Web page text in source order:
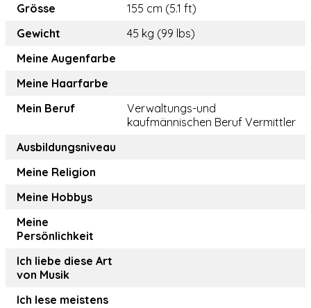
Grösse
155 cm (5.1 ft)
Gewicht
45 kg (99 lbs)
Meine Augenfarbe
Meine Haarfarbe
Mein Beruf
Verwaltungs-und
kaufmännischen Beruf Vermittler
Ausbildungsniveau
Meine Religion
Meine Hobbys
Meine
Persönlichkeit
Ich liebe diese Art
von Musik
Ich lese meistens